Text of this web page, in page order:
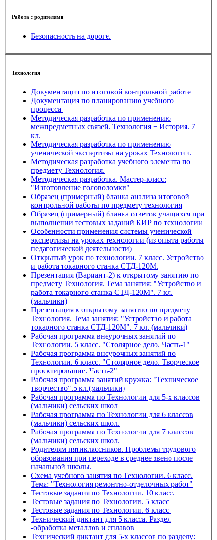
Работа с родителями
Безопасность на дороге.
Технология
Документация по итоговой контрольной работе
Документация по планированию учебного
процесса.
Методическая разработка по применению
межпредметных связей. Технология + История. 7
кл.
Методическая разработка по применению
ученической экспертизы на уроках Технологии.
Методическая разработка учебного элемента по
предмету Технология.
Методическая разработка. Мастер-класс:
"Изготовление головоломки"
Образец (примерный) бланка анализа итоговой
контрольной работы по предмету технология
Образец (примерный) бланка ответов учащихся при
выполнении тестовых заданий КИР по технологии
Особенности применения системы ученической
экспертизы на уроках технологии (из опыта работы
педагогической деятельности)
Открытый урок по технологии. 7 класс. Устройство
и работа токарного станка СТД-120М.
Презентация (Вариант-2) к открытому занятию по
предмету Технология. Тема занятия: "Устройство и
работа токарного станка СТД-120М". 7 кл.
(мальчики)
Презентация к открытому занятию по предмету
Технология. Тема занятия: "Устройство и работа
токарного станка СТД-120М". 7 кл. (мальчики)
Рабочая программа внеурочных занятий по
Технологии. 5 класс. "Столярное дело. Часть-1"
Рабочая программа внеурочных занятий по
Технологии. 6 класс. "Столярное дело. Творческое
проектирование. Часть-2"
Рабочая программа занятий кружка: "Техническое
творчество".5 кл.(мальчики)
Рабочая программа по Технологии для 5-х классов
(мальчики) сельских школ
Рабочая программа по Технологии для 6 классов
(мальчики) сельских школ.
Рабочая программа по Технологии для 7 классов
(мальчики) сельских школ.
Родителям пятиклассников. Проблемы трудового
образования при переходе в среднее звено после
начальной школы.
Схема учебного занятия по Технологии. 6 класс.
Тема: "Технология ремонтно-отделочных работ"
Тестовые задания по Технологии. 10 класс.
Тестовые задания по Технологии. 5 класс.
Тестовые задания по Технологии. 6 класс.
Технический диктант для 5 класса. Раздел
-обработка металлов и сплавов
Технический диктант для 5-х классов по разделу: